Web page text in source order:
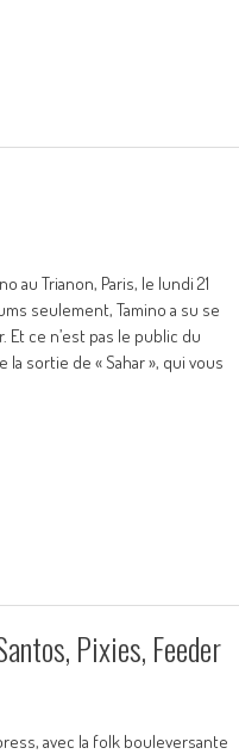
au Trianon, Paris, le lundi 21
seulement, Tamino a su se
Et ce n’est pas le public du
la sortie de « Sahar », qui vous
Pixies, Feeder
avec la folk bouleversante